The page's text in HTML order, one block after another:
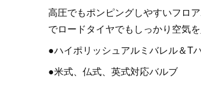
高圧でもポンピングしやすいフロ
でロードタイヤでもしっかり空気
●ハイポリッシュアルミバレル＆T
●米式、仏式、英式対応バルブ